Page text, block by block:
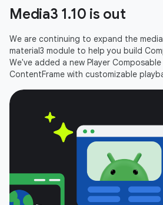
Media3 1.10 is out
We are continuing to expand the
material3 module to help you build
We've added a new Player
ContentFrame with customizable